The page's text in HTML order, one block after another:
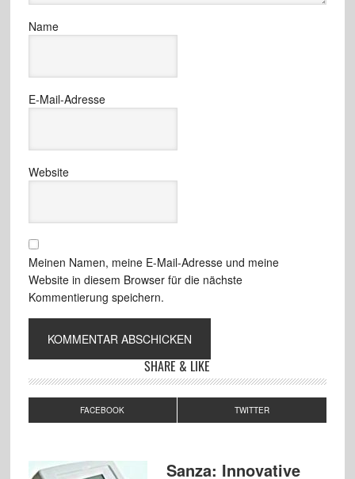
Name
E-Mail-Adresse
Website
Meinen Namen, meine E-Mail-Adresse und meine
Website in diesem Browser für die nächste
Kommentierung speichern.
SHARE & LIKE
FACEBOOK TWITTER
Sanza: Innovative